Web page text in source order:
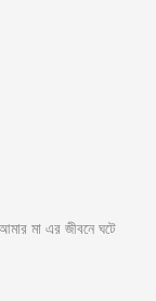
মা এর জীবনে ঘটে